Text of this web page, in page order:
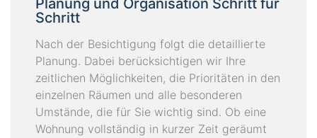
Planung und Organisation Schritt für
Schritt
Nach der Besichtigung folgt die detaillierte
Planung. Dabei berücksichtigen wir Ihre
zeitlichen Möglichkeiten, die Prioritäten in den
einzelnen Räumen und alle besonderen
Umstände, die für Sie wichtig sind. Ob eine
Wohnung vollständig in kurzer Zeit geräumt